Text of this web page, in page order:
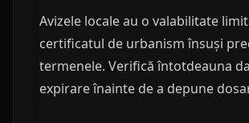
Avizele locale au o valabilitate
certificatul de urbanism însuși
termenele. Verifică întotdeauna
expirare înainte de a depune